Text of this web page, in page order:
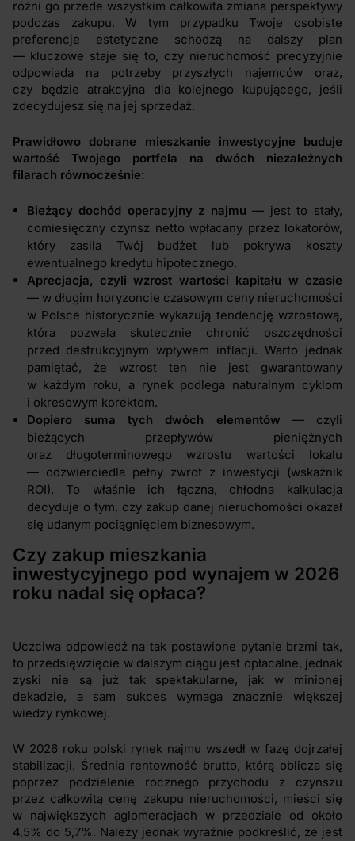
różni go przede wszystkim całkowita zmiana perspektywy
podczas zakupu. W tym przypadku Twoje osobiste
preferencje estetyczne schodzą na dalszy plan
— kluczowe staje się to, czy nieruchomość precyzyjnie
odpowiada na potrzeby przyszłych najemców oraz,
czy będzie atrakcyjna dla kolejnego kupującego, jeśli
zdecydujesz się na jej sprzedaż.
Prawidłowo dobrane mieszkanie inwestycyjne buduje
wartość Twojego portfela na dwóch niezależnych
filarach równocześnie:
Bieżący dochód operacyjny z najmu — jest to stały,
comiesięczny czynsz netto wpłacany przez lokatorów,
który zasila Twój budżet lub pokrywa koszty
ewentualnego kredytu hipotecznego.
Aprecjacja, czyli wzrost wartości kapitału w czasie
— w długim horyzoncie czasowym ceny nieruchomości
w Polsce historycznie wykazują tendencję wzrostową,
która pozwala skutecznie chronić oszczędności
przed destrukcyjnym wpływem inflacji. Warto jednak
pamiętać, że wzrost ten nie jest gwarantowany
w każdym roku, a rynek podlega naturalnym cyklom
i okresowym korektom.
Dopiero suma tych dwóch elementów — czyli
bieżących przepływów pieniężnych
oraz długoterminowego wzrostu wartości lokalu
— odzwierciedla pełny zwrot z inwestycji (wskaźnik
ROI). To właśnie ich łączna, chłodna kalkulacja
decyduje o tym, czy zakup danej nieruchomości okazał
się udanym pociągnięciem biznesowym.
Czy zakup mieszkania
inwestycyjnego pod wynajem w 2026
roku nadal się opłaca?
Uczciwa odpowiedź na tak postawione pytanie brzmi tak,
to przedsięwzięcie w dalszym ciągu jest opłacalne, jednak
zyski nie są już tak spektakularne, jak w minionej
dekadzie, a sam sukces wymaga znacznie większej
wiedzy rynkowej.
W 2026 roku polski rynek najmu wszedł w fazę dojrzałej
stabilizacji. Średnia rentowność brutto, którą oblicza się
poprzez podzielenie rocznego przychodu z czynszu
przez całkowitą cenę zakupu nieruchomości, mieści się
w największych aglomeracjach w przedziale od około
4,5% do 5,7%. Należy jednak wyraźnie podkreślić, że jest